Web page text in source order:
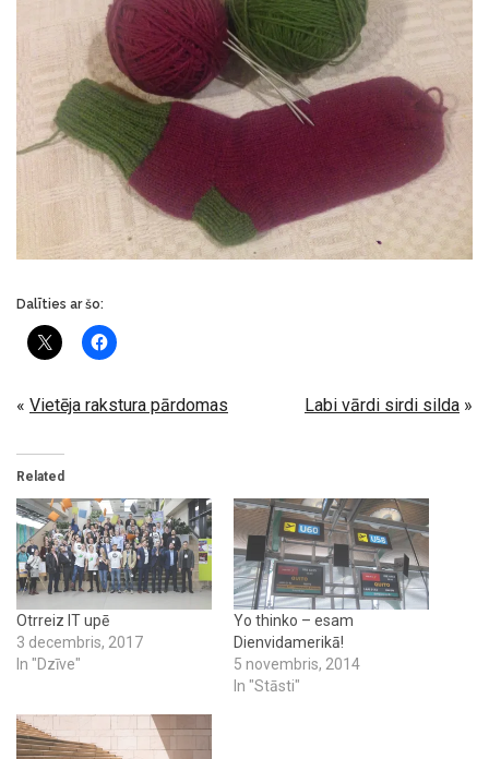
Dalīties ar šo:
« Vietēja rakstura pārdomas Labi vārdi sirdi silda »
Related
Otrreiz IT upē
3 decembris, 2017
In "Dzīve"
Yo thinko – esam
Dienvidamerikā!
5 novembris, 2014
In "Stāsti"